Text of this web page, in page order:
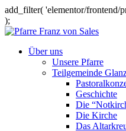
add_filter( 'elementor/frontend/
);
Über uns
Unsere Pfarre
Teilgemeinde
Geschichte
Die
Die Kirche
Das